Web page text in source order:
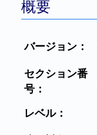
概要
バージョン：
セクション番
号：
レベル：